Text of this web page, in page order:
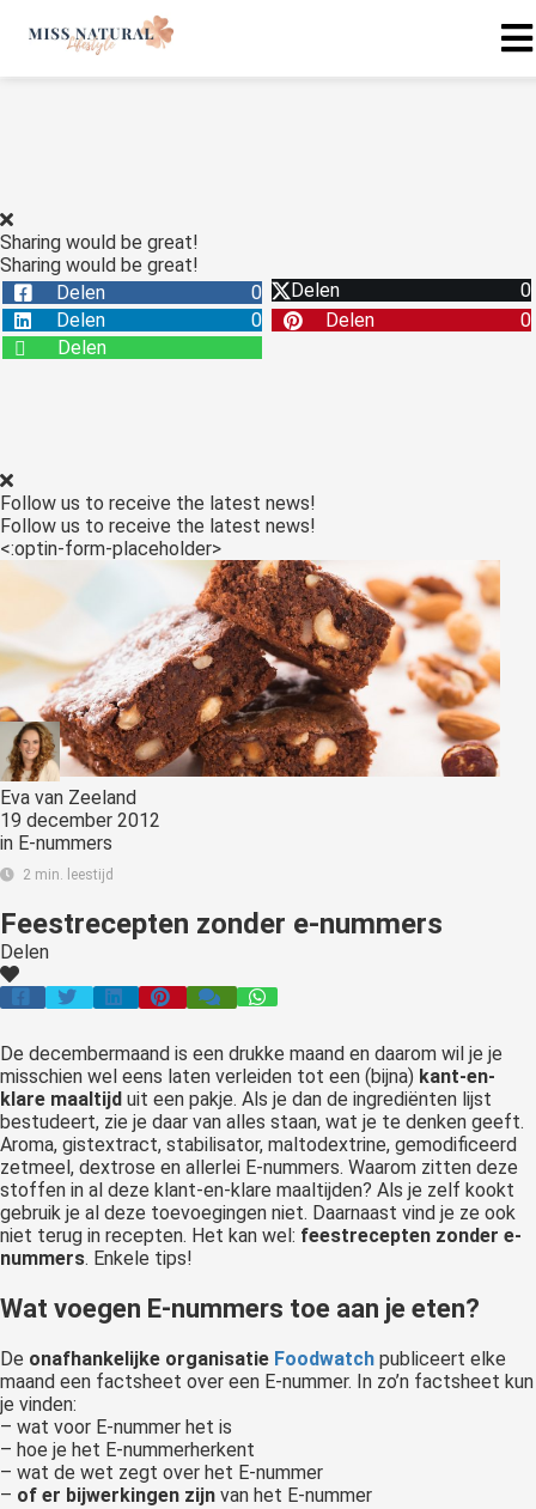
Sharing would be great!
Sharing would be great!
Delen
0 Delen
0
Delen
0 Delen
0
Delen
Follow us to receive the latest news!
Follow us to receive the latest news!
<:optin-form-placeholder>
Eva van Zeeland
19 december 2012
in E-nummers
2 min. leestijd
Feestrecepten zonder e-nummers
Delen
De decembermaand is een drukke maand en daarom wil je je
misschien wel eens laten verleiden tot een (bijna) kant-en-
klare maaltijd uit een pakje. Als je dan de ingrediënten lijst
bestudeert, zie je daar van alles staan, wat je te denken geeft.
Aroma, gistextract, stabilisator, maltodextrine, gemodificeerd
zetmeel, dextrose en allerlei E-nummers. Waarom zitten deze
stoffen in al deze klant-en-klare maaltijden? Als je zelf kookt
gebruik je al deze toevoegingen niet. Daarnaast vind je ze ook
niet terug in recepten. Het kan wel: feestrecepten zonder e-
nummers. Enkele tips!
Wat voegen E-nummers toe aan je eten?
De onafhankelijke organisatie Foodwatch publiceert elke
maand een factsheet over een E-nummer. In zo’n factsheet kun
je vinden:
– wat voor E-nummer het is
– hoe je het E-nummerherkent
– wat de wet zegt over het E-nummer
– of er bijwerkingen zijn van het E-nummer